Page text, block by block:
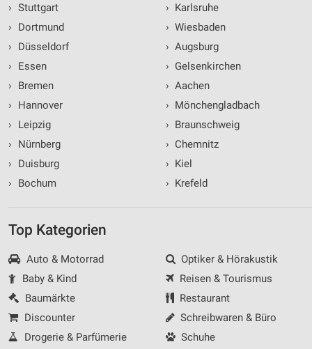
› Stuttgart
›
Dortmund
›
Düsseldorf
›
Essen
›
Bremen
›
Hannover
›
Leipzig
›
Nürnberg
›
Duisburg
›
Bochum
› Karlsruhe
› Wiesbaden
› Augsburg
› Gelsenkirchen
› Aachen
› Mönchengladbach
› Braunschweig
› Chemnitz
› Kiel
› Krefeld
Top Kategorien
Auto & Motorrad
Baby & Kind
Baumärkte
Discounter
Drogerie & Parfümerie
Optiker & Hörakustik
Reisen & Tourismus
Restaurant
Schreibwaren & Büro
Schuhe